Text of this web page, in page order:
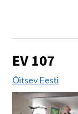
EV 107
Õitsev Eesti